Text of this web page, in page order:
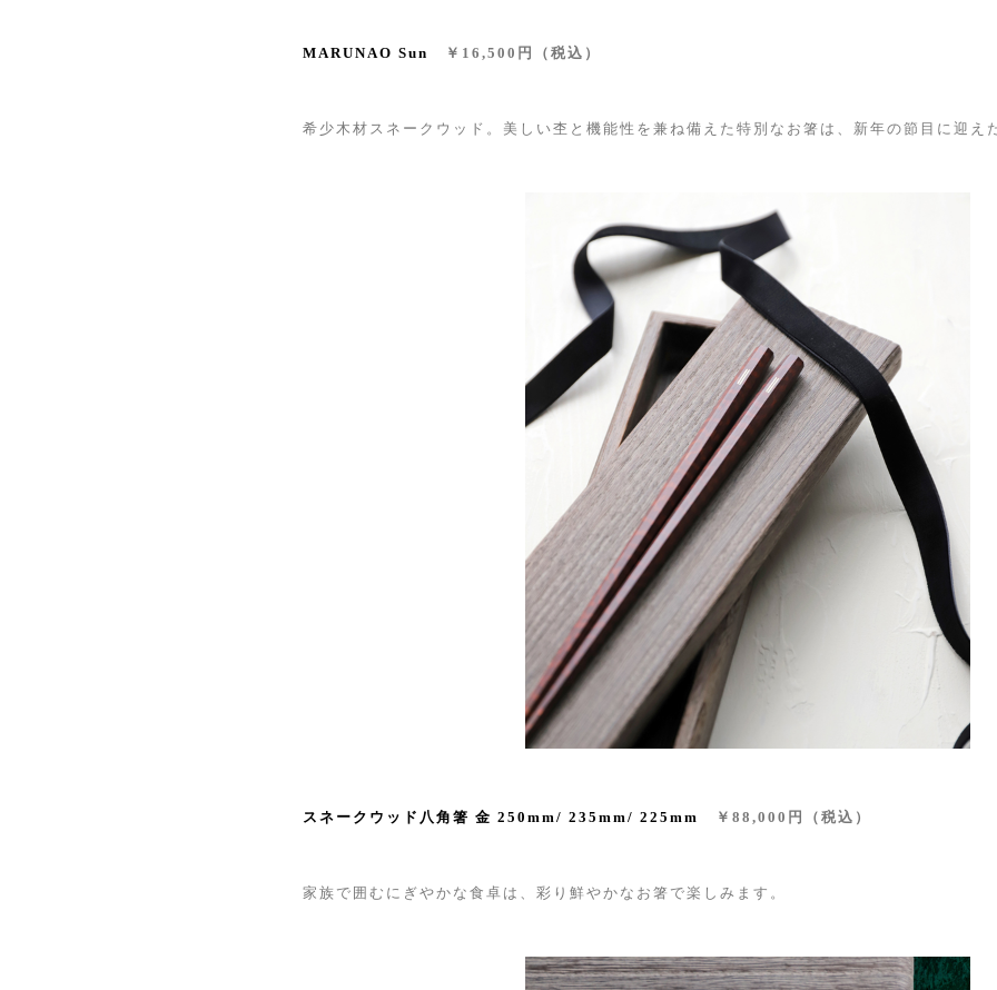
MARUNAO Sun ￥16,500円（税込）
希少木材スネークウッド。美しい杢と機能性を兼ね備えた特別なお箸は、新年の節目に迎え
スネークウッド八角箸 金 250mm/ 235mm/ 225mm ￥88,000円（税込）
家族で囲むにぎやかな食卓は、彩り鮮やかなお箸で楽しみます。